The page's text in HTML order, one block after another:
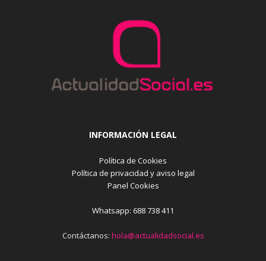
INFORMACIÓN LEGAL
Política de Cookies
Política de privacidad y aviso legal
Panel Cookies
Whatsapp: 688 738 411
Contáctanos: hola@actualidadsocial.es